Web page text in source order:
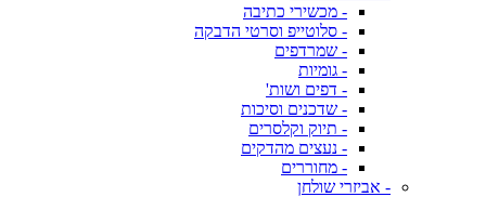
- מכשירי כתיבה
- סלוטייפ וסרטי הדבקה
- שמרדפים
- גומיות
- דפים ושות'
- שדכנים וסיכות
- תיוק וקלסרים
- נעצים מהדקים
- מחוררים
- אביזרי שולחן